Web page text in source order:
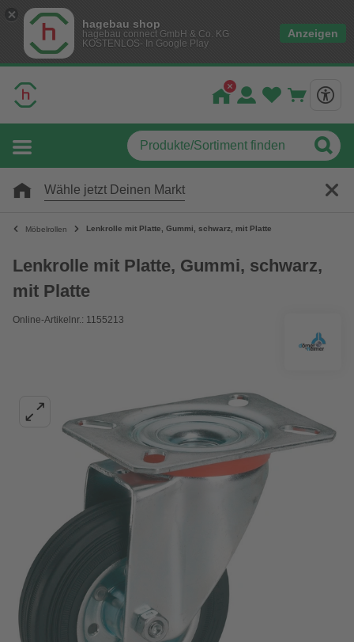
hagebau shop
hagebau connect GmbH & Co. KG
KOSTENLOS- In Google Play
Anzeigen
Wähle jetzt Deinen Markt
Möbelrollen Lenkrolle mit Platte, Gummi, schwarz, mit Platte
Lenkrolle mit Platte, Gummi, schwarz,
mit Platte
Online-Artikelnr.: 1155213